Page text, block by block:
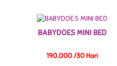
BABYDOES MINI BED
190,000 /30 Hari